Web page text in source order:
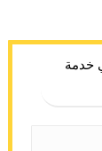
خدمة